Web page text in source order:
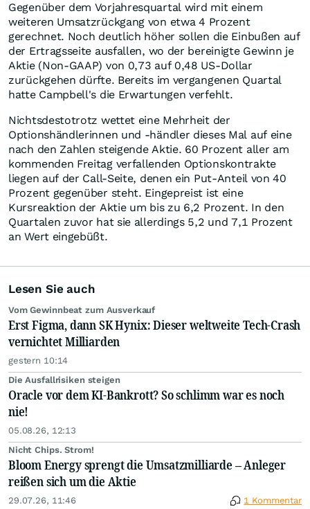
Gegenüber dem Vorjahresquartal wird mit einem
weiteren Umsatzrückgang von etwa 4 Prozent
gerechnet. Noch deutlich höher sollen die Einbußen auf
der Ertragsseite ausfallen, wo der bereinigte Gewinn je
Aktie (Non-GAAP) von 0,73 auf 0,48 US-Dollar
zurückgehen dürfte. Bereits im vergangenen Quartal
hatte Campbell's die Erwartungen verfehlt.
Nichtsdestotrotz wettet eine Mehrheit der
Optionshändlerinnen und -händler dieses Mal auf eine
nach den Zahlen steigende Aktie. 60 Prozent aller am
kommenden Freitag verfallenden Optionskontrakte
liegen auf der Call-Seite, denen ein Put-Anteil von 40
Prozent gegenüber steht. Eingepreist ist eine
Kursreaktion der Aktie um bis zu 6,2 Prozent. In den
Quartalen zuvor hat sie allerdings 5,2 und 7,1 Prozent
an Wert eingebüßt.
Lesen Sie auch
Vom Gewinnbeat zum Ausverkauf
Erst Figma, dann SK Hynix: Dieser weltweite Tech-Crash
vernichtet Milliarden
gestern 10:14
Die Ausfallrisiken steigen
Oracle vor dem KI-Bankrott? So schlimm war es noch
nie!
05.08.26, 12:13
Nicht Chips. Strom!
Bloom Energy sprengt die Umsatzmilliarde – Anleger
reißen sich um die Aktie
29.07.26, 11:46 1 Kommentar